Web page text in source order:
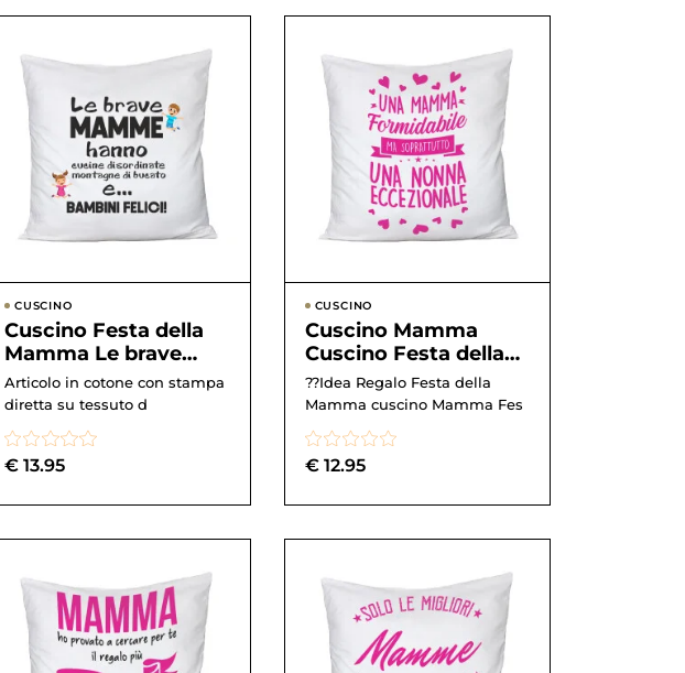
CUSCINO
Cuscino Festa della
Mamma Le brave
mamme hanno
cucine disordinate,
Articolo in cotone con stampa
diretta su tessuto d
€ 13.95
CUSCINO
Cuscino Mamma
Cuscino Festa della
Mamma Una Mamma
formidabile ma
??Idea Regalo Festa della
Mamma cuscino Mamma Fes
€12.95